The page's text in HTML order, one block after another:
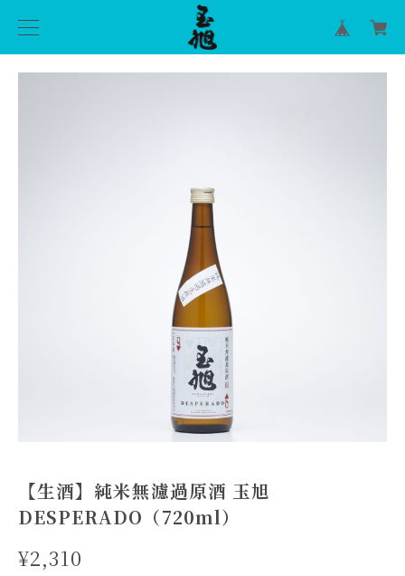
【生酒】純米無濾過原酒 玉旭
DESPERADO（720ml）
¥2,310